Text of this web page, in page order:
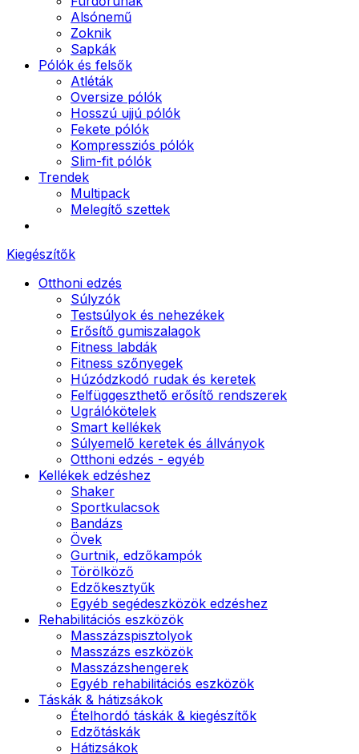
Alsónemű
Zoknik
Sapkák
Pólók és felsők
Atléták
Oversize pólók
Hosszú ujjú pólók
Fekete pólók
Kompressziós pólók
Slim-fit pólók
Trendek
Multipack
Melegítő szettek
Kiegészítők
Otthoni edzés
Súlyzók
Testsúlyok és nehezékek
Erősítő gumiszalagok
Fitness labdák
Fitness szőnyegek
Húzódzkodó rudak és keretek
Felfüggeszthető erősítő rendszerek
Ugrálókötelek
Smart kellékek
Súlyemelő keretek és állványok
Otthoni edzés - egyéb
Kellékek edzéshez
Shaker
Sportkulacsok
Bandázs
Övek
Gurtnik, edzőkampók
Törölköző
Edzőkesztyűk
Egyéb segédeszközök edzéshez
Rehabilitációs eszközök
Masszázspisztolyok
Masszázs eszközök
Masszázshengerek
Egyéb rehabilitációs eszközök
Táskák & hátizsákok
Ételhordó táskák & kiegészítők
Edzőtáskák
Hátizsákok